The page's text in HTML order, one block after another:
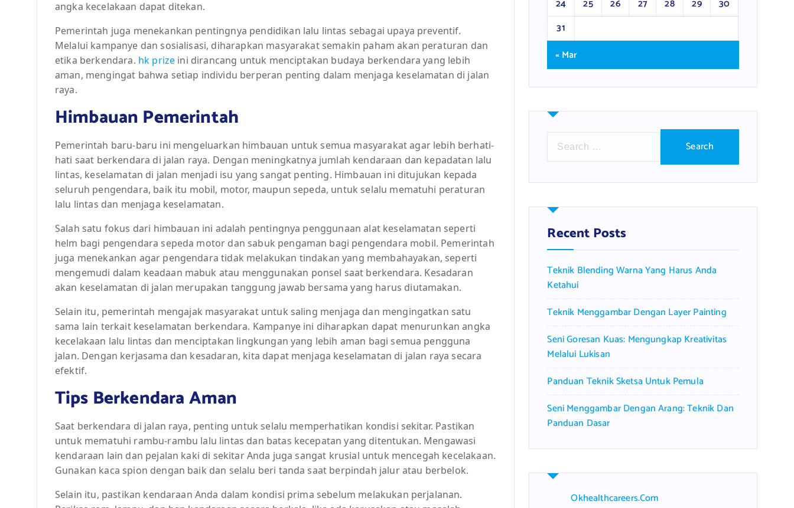
angka kecelakaan dapat ditekan.
Pemerintah juga menekankan pentingnya pendidikan lalu lintas sebagai upaya preventif.
Melalui kampanye dan sosialisasi, diharapkan masyarakat semakin paham akan peraturan dan
etika berkendara. hk prize ini dirancang untuk menciptakan budaya berkendara yang lebih
aman, mengingat bahwa setiap individu berperan penting dalam menjaga keselamatan di jalan
raya.
Himbauan Pemerintah
Pemerintah baru-baru ini mengeluarkan himbauan untuk semua masyarakat agar lebih berhati-
hati saat berkendara di jalan raya. Dengan meningkatnya jumlah kendaraan dan kepadatan lalu
lintas, keselamatan di jalan menjadi isu yang sangat penting. Himbauan ini ditujukan kepada
seluruh pengendara, baik itu mobil, motor, maupun sepeda, untuk selalu mematuhi peraturan
lalu lintas dan menjaga keselamatan.
Salah satu fokus dari himbauan ini adalah pentingnya penggunaan alat keselamatan seperti
helm bagi pengendara sepeda motor dan sabuk pengaman bagi pengendara mobil. Pemerintah
juga menekankan agar pengendara tidak melakukan tindakan yang membahayakan, seperti
mengemudi dalam keadaan mabuk atau menggunakan ponsel saat berkendara. Kesadaran
akan keselamatan di jalan merupakan tanggung jawab bersama yang harus diutamakan.
Selain itu, pemerintah mengajak masyarakat untuk saling menjaga dan mengingatkan satu
sama lain terkait keselamatan berkendara. Kampanye ini diharapkan dapat menurunkan angka
kecelakaan lalu lintas dan menciptakan lingkungan yang lebih aman bagi semua pengguna
jalan. Dengan kerjasama dan kesadaran, kita dapat menjaga keselamatan di jalan raya secara
efektif.
Tips Berkendara Aman
Saat berkendara di jalan raya, penting untuk selalu memperhatikan kondisi sekitar. Pastikan
untuk mematuhi rambu-rambu lalu lintas dan batas kecepatan yang ditentukan. Mengawasi
kendaraan lain dan pejalan kaki di sekitar Anda juga sangat krusial untuk mencegah kecelakaan.
Gunakan kaca spion dengan baik dan selalu beri tanda saat berpindah jalur atau berbelok.
Selain itu, pastikan kendaraan Anda dalam kondisi prima sebelum melakukan perjalanan.
24
25 26 27 28 29
30
31
« Mar
r
h
f
o
:
Recent Posts
Teknik Blending Warna Yang Harus Anda
Ketahui
Teknik Menggambar Dengan Layer Painting
Seni Goresan Kuas: Mengungkap Kreativitas
Melalui Lukisan
Panduan Teknik Sketsa Untuk Pemula
Seni Menggambar Dengan Arang: Teknik Dan
Panduan Dasar
Okhealthcareers.com